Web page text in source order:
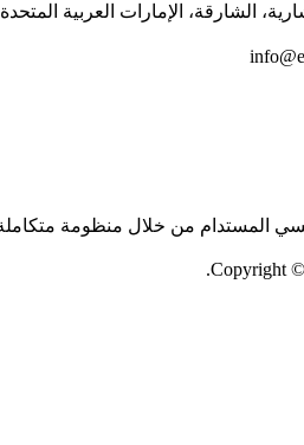
الشارقة، الإمارات العربية المتحدة
المستدام من خلال منظومة متكاملة
Copyright ©